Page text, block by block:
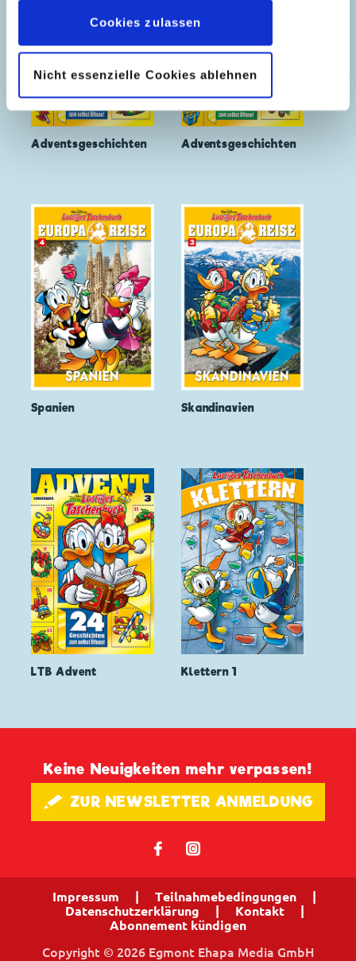
Cookies zulassen
Nicht essenzielle Cookies ablehnen
Adventsgeschichten Adventsgeschichten
Spanien Skandinavien
LTB Advent Klettern 1
Keine Neuigkeiten mehr verpassen!
🖋 ZUR NEWSLETTER ANMELDUNG
𝖿 📷
Impressum Teilnahmebedingungen
Datenschutzerklärung
Kontakt
Abonnement kündigen
Copyright © 2026 Egmont Ehapa Media GmbH